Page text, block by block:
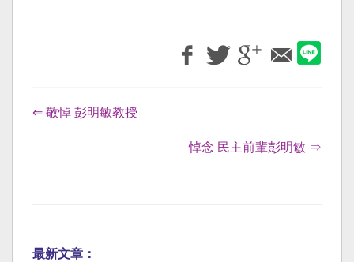
⇐ 敬悼 彭明敏教授
悼念 民主前輩彭明敏 ⇒
最新文章：